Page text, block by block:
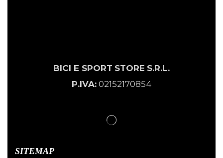
BICI E SPORT STORE S.R.L.
P.IVA:02152170854
SITEMAP